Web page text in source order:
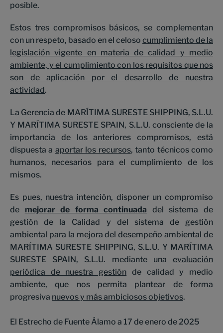
posible.
Estos tres compromisos básicos, se complementan
con un respeto, basado en el celoso cumplimiento de la
legislación vigente en materia de calidad y medio
ambiente, y el cumplimiento con los requisitos que nos
son de aplicación por el desarrollo de nuestra
actividad.
La Gerencia de MARÍTIMA SURESTE SHIPPING, S.L.U.
Y MARÍTIMA SURESTE SPAIN, S.L.U. consciente de la
importancia de los anteriores compromisos, está
dispuesta a aportar los recursos, tanto técnicos como
humanos, necesarios para el cumplimiento de los
mismos.
Es pues, nuestra intención, disponer un compromiso
de mejorar de forma continuada del sistema de
gestión de la Calidad y del sistema de gestión
ambiental para la mejora del desempeño ambiental de
MARÍTIMA SURESTE SHIPPING, S.L.U. Y MARÍTIMA
SURESTE SPAIN, S.L.U. mediante una evaluación
periódica de nuestra gestión de calidad y medio
ambiente, que nos permita plantear de forma
progresiva nuevos y más ambiciosos objetivos.
El Estrecho de Fuente Álamo a 17 de enero de 2025